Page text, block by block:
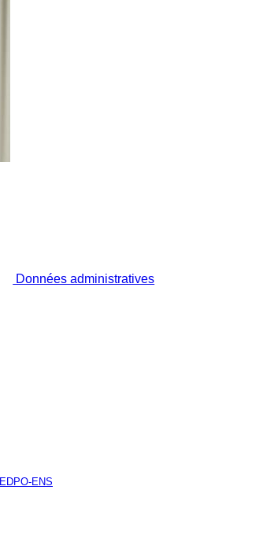
Données administratives
EDPO-ENS